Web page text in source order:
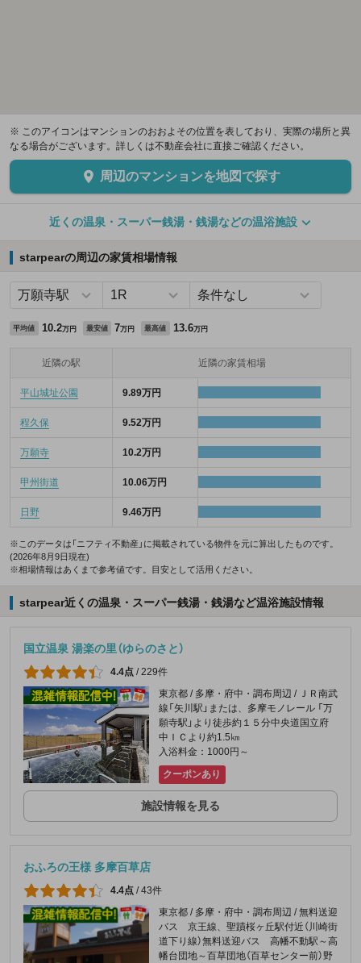
※ このアイコンはマンションのおおよその位置を表しており、実際の場所と異
なる場合がございます。詳しくは不動産会社に直接ご確認ください。
周辺のマンションを地図で探す
近くの温泉・スーパー銭湯・銭湯などの温浴施設
starpearの周辺の家賃相場情報
平均値 10.2万円 最安値 7万円 最高値 13.6万円
近隣の駅 近隣の家賃相場
平山城址公園 9.89万円
程久保 9.52万円
万願寺 10.2万円
甲州街道 10.06万円
日野 9.46万円
※このデータは「ニフティ不動産」に掲載されている物件を元に算出したものです。
(2026年8月9日現在)
※相場情報はあくまで参考値です。目安として活用ください。
starpear近くの温泉・スーパー銭湯・銭湯など温浴施設情報
国立温泉 湯楽の里（ゆらのさと）
4.4点 /229件
東京都 / 多摩・府中・調布周辺 / ＪＲ南武
線「矢川駅」または、多摩モノレール 「万
願寺駅」より徒歩約１５分中央道国立府
中ＩＣより約1.5㎞
入浴料金：1000円～
クーポンあり
施設情報を見る
おふろの王様 多摩百草店
4.4点 /43件
東京都 / 多摩・府中・調布周辺 / 無料送迎
バス 京王線、聖蹟桜ヶ丘駅付近（川崎街
道下り線）無料送迎バス 高幡不動駅～高
幡台団地～百草団地（百草センター前）野